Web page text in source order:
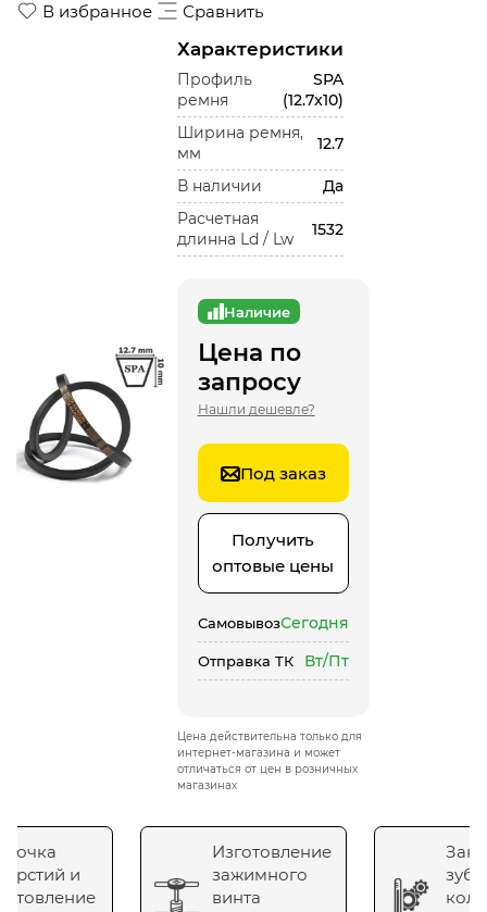
В избранное Сравнить
Характеристики
Профиль
ремня
SPA
(12.7x10)
Ширина ремня,
мм
12.7
В наличии
Да
Расчетная
длинна Ld / Lw
1532
Наличие
Цена по
запросу
Нашли дешевле?
Под заказ
Получить
оптовые цены
СамовывозСегодня
Отправка ТК Вт/Пт
Цена действительна только для
интернет-магазина и может
отличаться от цен в розничных
магазинах
и
Изготовление
зажимного
винта